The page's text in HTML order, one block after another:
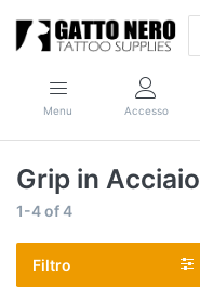
Menu Accesso
Grip in Acciaio
1-4of4
Filtro